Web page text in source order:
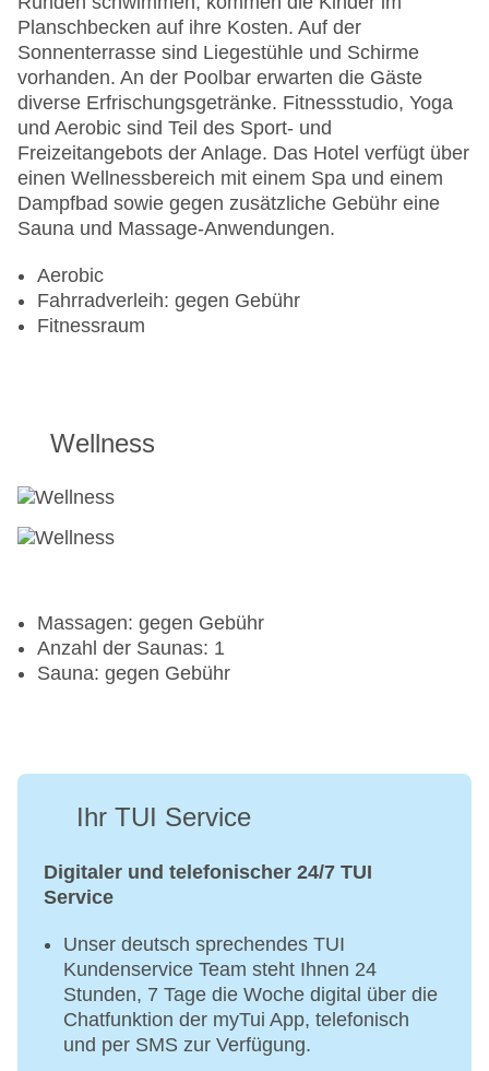
Planschbecken auf ihre Kosten. Auf der
Sonnenterrasse sind Liegestühle und Schirme
vorhanden. An der Poolbar erwarten die Gäste
diverse Erfrischungsgetränke. Fitnessstudio, Yoga
und Aerobic sind Teil des Sport- und
Freizeitangebots der Anlage. Das Hotel verfügt über
einen Wellnessbereich mit einem Spa und einem
Dampfbad sowie gegen zusätzliche Gebühr eine
Sauna und Massage-Anwendungen.
Aerobic
Fahrradverleih: gegen Gebühr
Fitnessraum
Wellness
Massagen: gegen Gebühr
Anzahl der Saunas: 1
Sauna: gegen Gebühr
Ihr TUI Service
Digitaler und telefonischer 24/7 TUI
Service
Unser deutsch sprechendes TUI
Kundenservice Team steht Ihnen 24
Stunden, 7 Tage die Woche digital über die
Chatfunktion der myTui App, telefonisch
und per SMS zur Verfügung.